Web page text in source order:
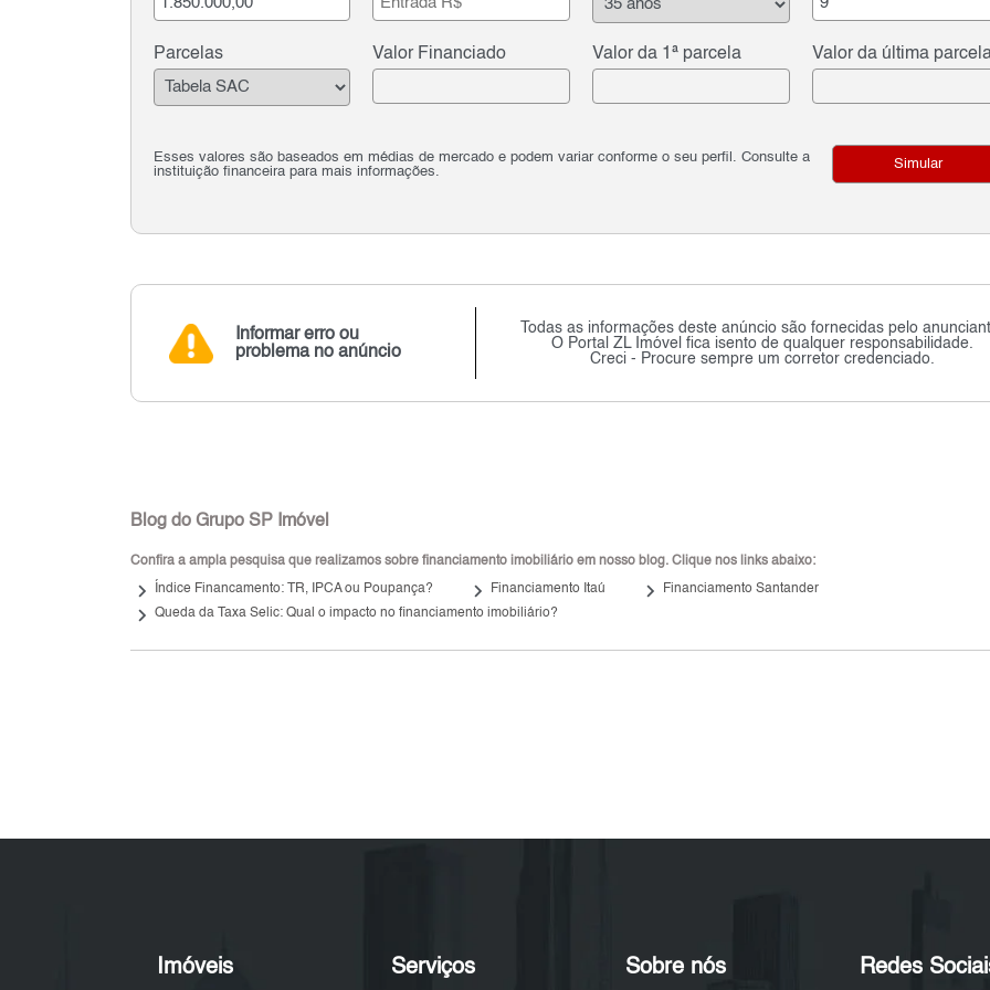
Parcelas Valor Financiado Valor da 1ª parcela Valor da última
Esses valores são baseados em médias de mercado e podem variar conforme o seu perfil. Consulte a
instituição financeira para mais informações.
Simular
Informar erro ou
problema no anúncio
Todas as informações deste anúncio são fornecidas pelo
O Portal ZL Imóvel fica isento de qualquer responsabilidade.
Creci - Procure sempre um corretor credenciado.
Blog do Grupo SP Imóvel
Confira a ampla pesquisa que realizamos sobre financiamento imobiliário em nosso blog. Clique nos links abaixo:
keyboard_arrow_right Índice Financamento: TR, IPCA ou Poupança? keyboard_arrow_right Financiamento Itaú keyboard_arrow_right Financiamento Santander
keyboard_arrow_right Queda da Taxa Selic: Qual o impacto no financiamento imobiliário?
Imóveis Serviços Sobre nós Redes